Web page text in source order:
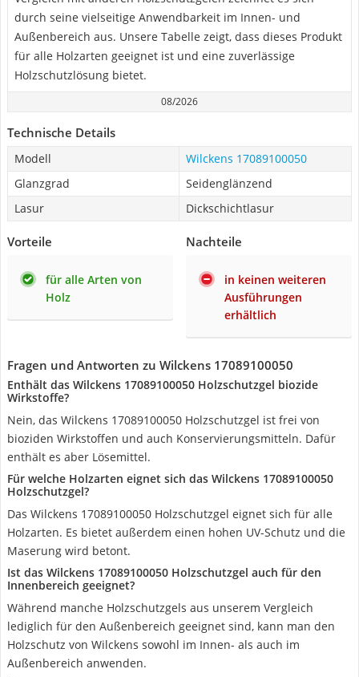
durch seine vielseitige Anwendbarkeit im Innen- und
Außenbereich aus. Unsere Tabelle zeigt, dass dieses Produkt
für alle Holzarten geeignet ist und eine zuverlässige
Holzschutzlösung bietet.
08/2026
Technische Details
Modell
Wilckens 17089100050
Glanzgrad
Seidenglänzend
Lasur
Dickschichtlasur
Vorteile
für alle Arten von
Holz
Nachteile
in keinen weiteren
Ausführungen
erhältlich
Fragen und Antworten zu Wilckens 17089100050
Enthält das Wilckens 17089100050 Holzschutzgel biozide
Wirkstoffe?
Nein, das Wilckens 17089100050 Holzschutzgel ist frei von
bioziden Wirkstoffen und auch Konservierungsmitteln. Dafür
enthält es aber Lösemittel.
Für welche Holzarten eignet sich das Wilckens 17089100050
Holzschutzgel?
Das Wilckens 17089100050 Holzschutzgel eignet sich für alle
Holzarten. Es bietet außerdem einen hohen UV-Schutz und die
Maserung wird betont.
Ist das Wilckens 17089100050 Holzschutzgel auch für den
Innenbereich geeignet?
Während manche Holzschutzgels aus unserem Vergleich
lediglich für den Außenbereich geeignet sind, kann man den
Holzschutz von Wilckens sowohl im Innen- als auch im
Außenbereich anwenden.